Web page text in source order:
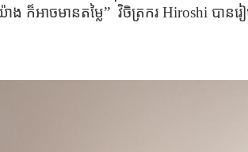
ង ក៏អាចមានតម្លៃ” វិចិត្រករ Hiroshi បានរ